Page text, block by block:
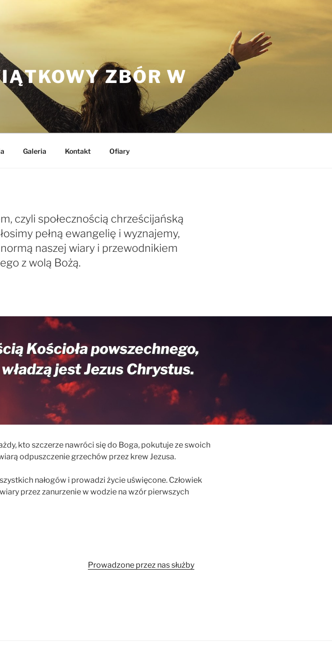
ZBÓR W
Galeria Kontakt Ofiary
czyli społecznością chrześcijańską
pełną ewangelię i wyznajemy,
naszej wiary i przewodnikiem
z wolą Bożą.
Kościoła powszechnego,
jest Jezus Chrystus.
kto szczerze nawróci się do Boga, pokutuje ze swoich
odpuszczenie grzechów przez krew Jezusa.
nałogów i prowadzi życie uświęcone. Człowiek
przez zanurzenie w wodzie na wzór pierwszych
Prowadzone przez nas służby